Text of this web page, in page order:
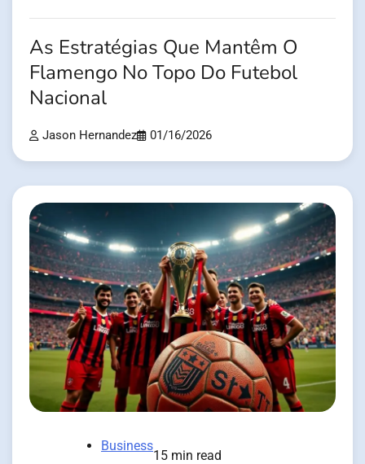
As Estratégias Que Mantêm O
Flamengo No Topo Do Futebol
Nacional
Jason Hernandez 01/16/2026
Business
15 min read